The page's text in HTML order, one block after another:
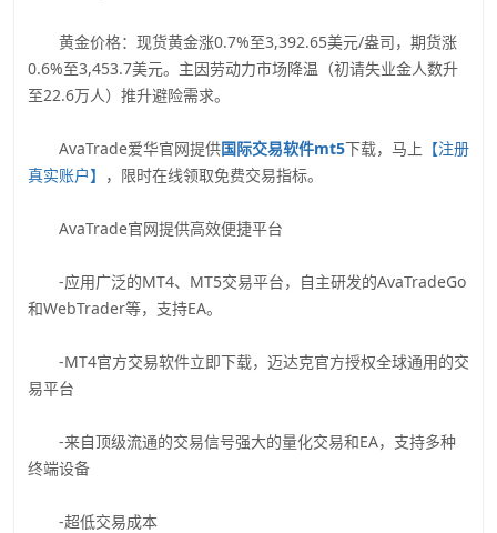
黄金价格：现货黄金涨0.7%至3,392.65美元/盎司，期货涨
0.6%至3,453.7美元。主因劳动力市场降温（初请失业金人数升
至22.6万人）推升避险需求。
AvaTrade爱华官网提供国际交易软件mt5下载，马上 【注册
真实账户】 ，限时在线领取免费交易指标。
AvaTrade官网提供高效便捷平台
-应用广泛的MT4、MT5交易平台，自主研发的AvaTradeGo
和WebTrader等，支持EA。
-MT4官方交易软件立即下载，迈达克官方授权全球通用的交
易平台
-来自顶级流通的交易信号强大的量化交易和EA，支持多种
终端设备
-超低交易成本